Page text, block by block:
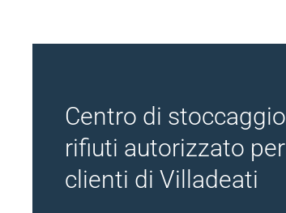
Centro di stoccaggio
rifiuti autorizzato per
clienti di Villadeati